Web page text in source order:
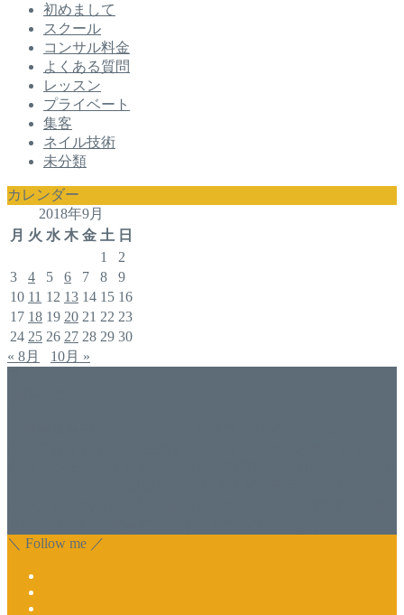
初めまして
スクール
コンサル料金
よくある質問
レッスン
プライベート
集客
ネイル技術
未分類
カレンダー
2018年9月
月 火 水 木 金 土 日
1
2
3
4 5 6 7 8
9
10 11 12 13 14 15 16
17 18 19 20 21 22 23
24 25 26 27 28 29 30
« 8月
10月 »
＼ Follow me ／